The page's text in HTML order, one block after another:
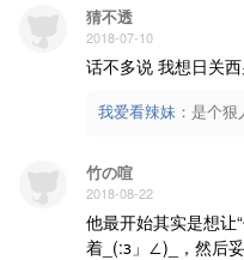
猜不透
2018-07-10
话不多说 我想日关
我爱看辣妹 ： 是个狠
竹の喧
2018-08-22
他最开始其实是想让
着_(:з」∠)_，然后